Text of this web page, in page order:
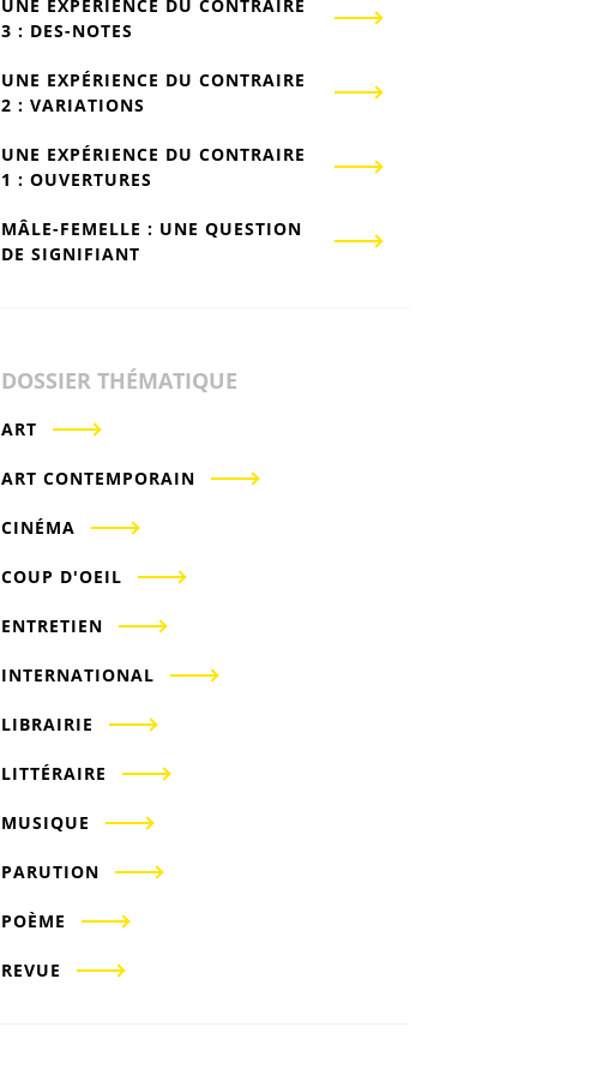
UNE EXPÉRIENCE DU CONTRAIRE
3 : DES-NOTES
UNE EXPÉRIENCE DU CONTRAIRE
2 : VARIATIONS
UNE EXPÉRIENCE DU CONTRAIRE
1 : OUVERTURES
MÂLE-FEMELLE : UNE QUESTION
DE SIGNIFIANT
DOSSIER THÉMATIQUE
ART
ART CONTEMPORAIN
CINÉMA
COUP D'OEIL
ENTRETIEN
INTERNATIONAL
LIBRAIRIE
LITTÉRAIRE
MUSIQUE
PARUTION
POÈME
REVUE